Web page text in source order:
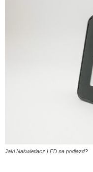
Jaki Naświetlacz LED na podjazd?